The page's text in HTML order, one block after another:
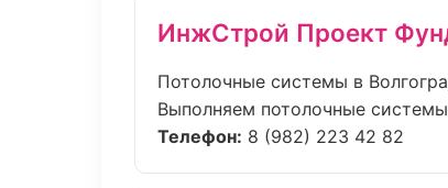
ИнжСтрой Проект
Потолочные системы в
Выполняем потолочные
Телефон: 8 (982) 223 42 82